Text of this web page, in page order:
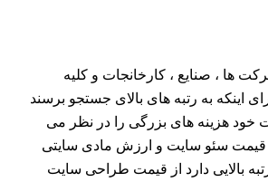
ها ، صنایع ، کارخانجات و کلیه
اینکه به رتبه های بالای جستجو برسند
هزینه های بزرگی را در نظر می
قیمت سئو سایت و ارزش مادی سایتی
بالایی دارد از قیمت طراحی سایت